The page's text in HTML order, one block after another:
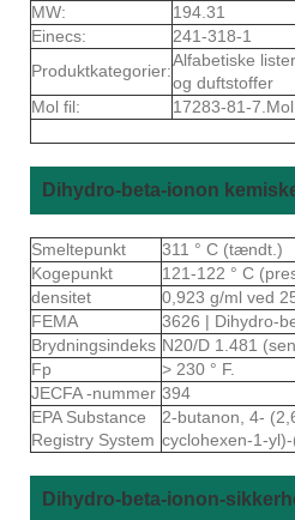
MW:
194.31
Einecs:
241-318-1
Produktkategorier:
Alfabetiske
og duftstoffer
Mol fil:
17283-81-7.Mol
Dihydro-beta-ionon
Smeltepunkt
311 ° C (tændt.)
Kogepunkt
121-122 ° C
densitet
0,923 g/ml ved
FEMA
3626 | Dihydro-
Brydningsindeks N20/D 1.481
Fp
> 230 ° F.
JECFA -nummer 394
EPA Substance
Registry System
2-butanon, 4-
cyclohexen-1-
Dihydro-beta-ionon-